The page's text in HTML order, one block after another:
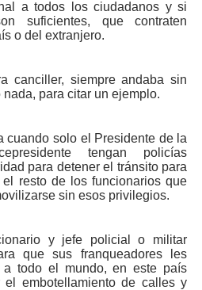
a todos los ciudadanos y si
suficientes, que contraten
o del extranjero.
canciller, siempre andaba sin
para citar un ejemplo.
cuando solo el Presidente de la
tengan policías
para detener el tránsito para
resto de los funcionarios que
sin esos privilegios.
y jefe policial o militar
que sus franqueadores les
a todo el mundo, en este país
embotellamiento de calles y